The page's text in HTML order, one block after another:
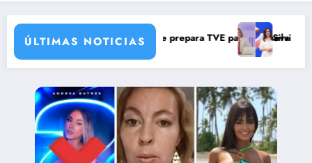
ÚLTIMAS NOTICIAS
verdad brutal
de corresponsales que prepara TVE para su nueva temporada
Silvia Intxaurrondo